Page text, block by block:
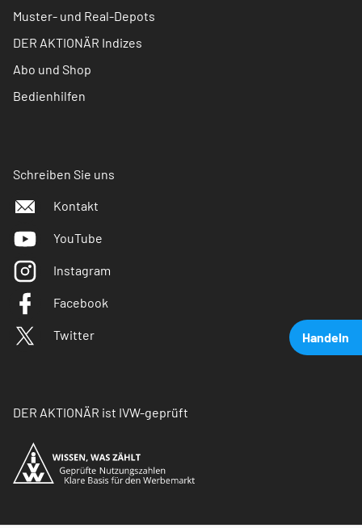
Handeln
Muster- und Real-Depots
DER AKTIONÄR Indizes
Abo und Shop
Bedienhilfen
Schreiben Sie uns
Kontakt
YouTube
Instagram
Facebook
Twitter
DER AKTIONÄR ist IVW-geprüft